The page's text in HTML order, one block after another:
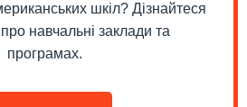
шкіл? Дізнайтеся
навчальні заклади та
програмах.